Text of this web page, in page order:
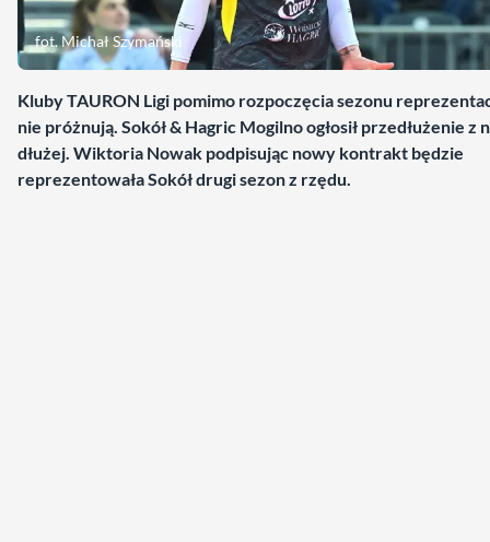
fot. Michał Szymański
Kluby TAURON Ligi pomimo rozpoczęcia sezonu
nie próżnują. Sokół & Hagric Mogilno ogłosił przedłużenie z
dłużej. Wiktoria Nowak podpisując nowy kontrakt będzie
reprezentowała Sokół drugi sezon z rzędu.